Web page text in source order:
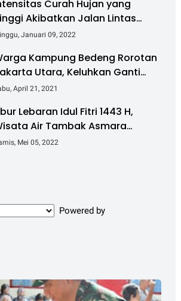
Curah Hujan yang
Akibatkan Jalan Lintas
Nyaris Putus
Januari 09, 2022
Kampung Bedeng Rorotan
Utara, Keluhkan Ganti
Pembebasan Lahan Tol
April 21, 2021
Lebaran Idul Fitri 1443 H,
Air Tambak Asmara
Dipadati Ribuan
Mei 05, 2022
Powered by